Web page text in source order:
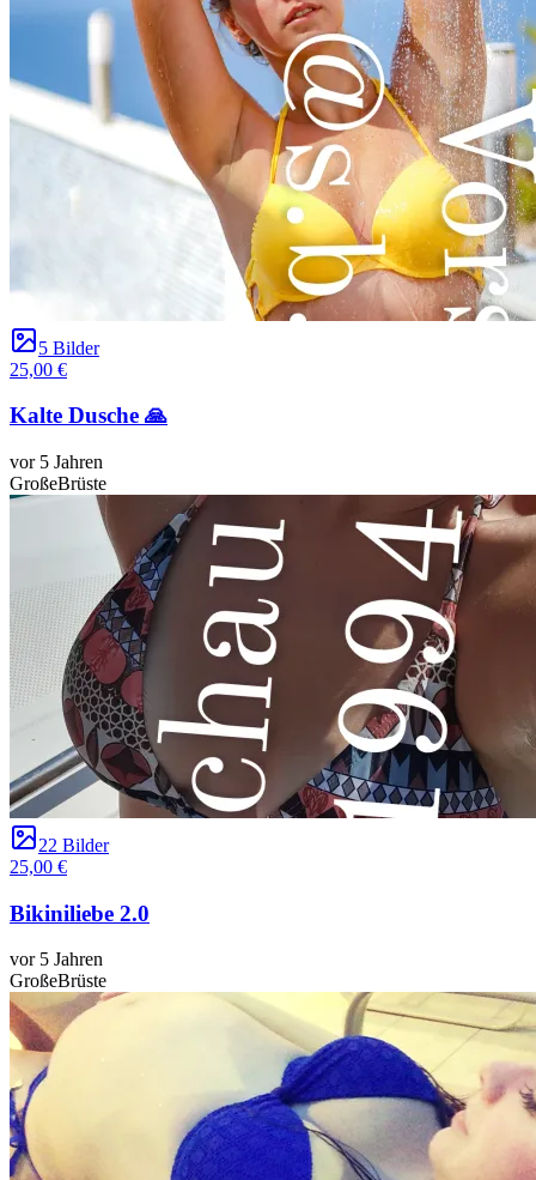
5 Bilder
25,00 €
Kalte Dusche 🙏
vor 5 Jahren
GroßeBrüste
22 Bilder
25,00 €
Bikiniliebe 2.0
vor 5 Jahren
GroßeBrüste